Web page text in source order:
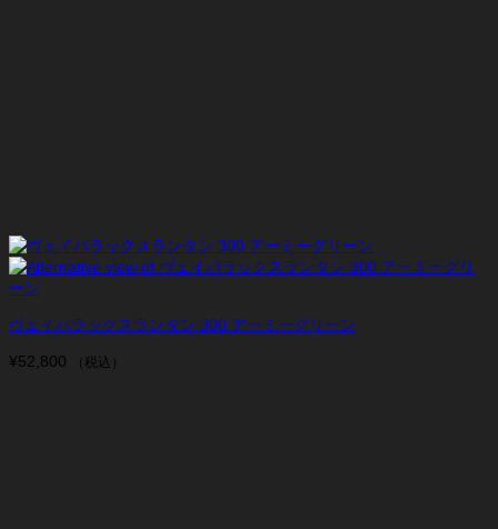
ヴェイパラックスランタン 300 アーミーグリーン
¥52,800 （税込）